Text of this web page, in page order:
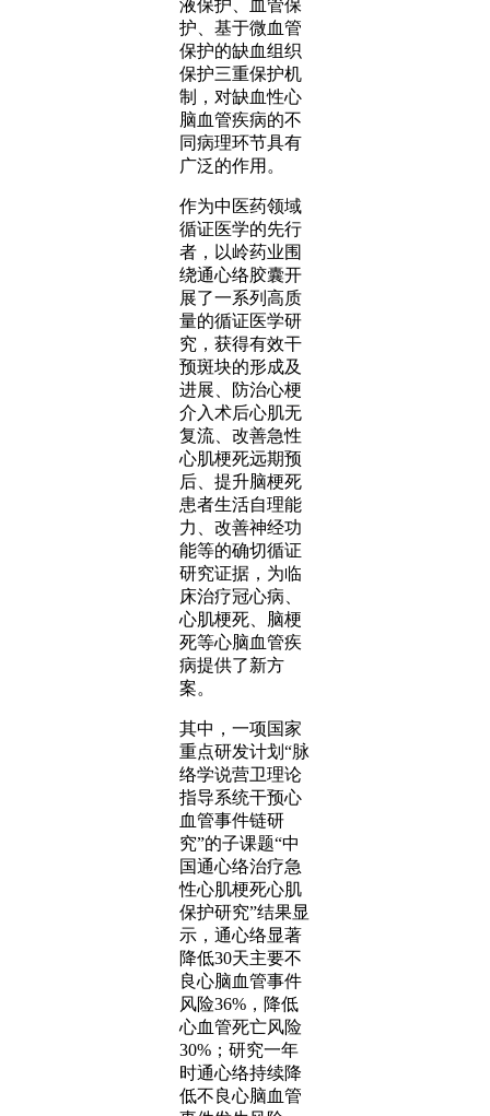
液保护、血管保
护、基于微血管
保护的缺血组织
保护三重保护机
制，对缺血性心
脑血管疾病的不
同病理环节具有
广泛的作用。
作为中医药领域
循证医学的先行
者，以岭药业围
绕通心络胶囊开
展了一系列高质
量的循证医学研
究，获得有效干
预斑块的形成及
进展、防治心梗
介入术后心肌无
复流、改善急性
心肌梗死远期预
后、提升脑梗死
患者生活自理能
力、改善神经功
能等的确切循证
研究证据，为临
床治疗冠心病、
心肌梗死、脑梗
死等心脑血管疾
病提供了新方
案。
其中，一项国家
重点研发计划“脉
络学说营卫理论
指导系统干预心
血管事件链研
究”的子课题“中
国通心络治疗急
性心肌梗死心肌
保护研究”结果显
示，通心络显著
降低30天主要不
良心脑血管事件
风险36%，降低
心血管死亡风险
30%；研究一年
时通心络持续降
低不良心脑血管